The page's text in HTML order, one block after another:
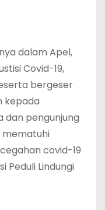
dalam Apel,
Covid-19,
bergeser
kepada
dan pengunjung
covid-19
Peduli Lindungi